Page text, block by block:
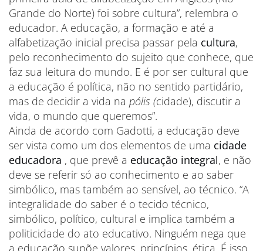
Grande do Norte) foi sobre cultura”, relembra o
educador. A educação, a formação e até a
alfabetização inicial precisa passar pela cultura,
pelo reconhecimento do sujeito que conhece, que
faz sua leitura do mundo. E é por ser cultural que
a educação é política, não no sentido partidário,
mas de decidir a vida na pólis (cidade), discutir a
vida, o mundo que queremos”.
Ainda de acordo com Gadotti, a educação deve
ser vista como um dos elementos de uma cidade
educadora , que prevê a educação integral, e não
deve se referir só ao conhecimento e ao saber
simbólico, mas também ao sensível, ao técnico. “A
integralidade do saber é o tecido técnico,
simbólico, político, cultural e implica também a
politicidade do ato educativo. Ninguém nega que
a educação supõe valores, princípios, ética. É isso